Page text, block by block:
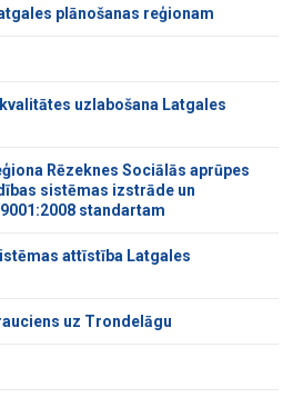
plānošanas reģionam
uzlabošana Latgales
Rēzeknes Sociālās aprūpes
sistēmas izstrāde un
standartam
attīstība Latgales
uz Trondelāgu